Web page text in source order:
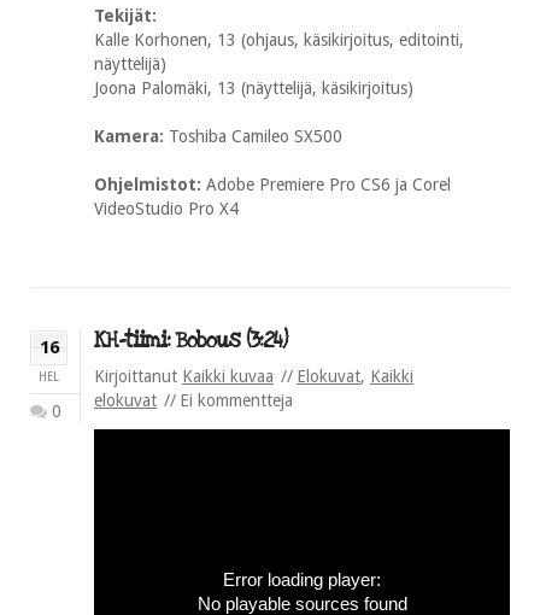
Tekijät:
Kalle Korhonen, 13 (ohjaus, käsikirjoitus, editointi,
näyttelijä)
Joona Palomäki, 13 (näyttelijä, käsikirjoitus)
Kamera: Toshiba Camileo SX500
Ohjelmistot: Adobe Premiere Pro CS6 ja Corel
VideoStudio Pro X4
16
HEL
0
KH-tiimi: Bobous (3:24)
Kirjoittanut Kaikki kuvaa Elokuvat, Kaikki
elokuvat
Ei kommentteja
Error loading player:
No playable sources found